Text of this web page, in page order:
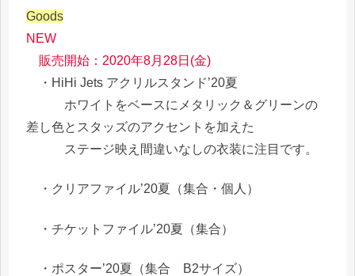
Goods
NEW
販売開始：2020年8月28日(金)
・HiHi Jets アクリルスタンド’20夏
ホワイトをベースにメタリック＆グリーンの
差し色とスタッズのアクセントを加えた
ステージ映え間違いなしの衣装に注目です。
・クリアファイル’20夏（集合・個人）
・チケットファイル’20夏（集合）
・ポスター’20夏（集合 B2サイズ）